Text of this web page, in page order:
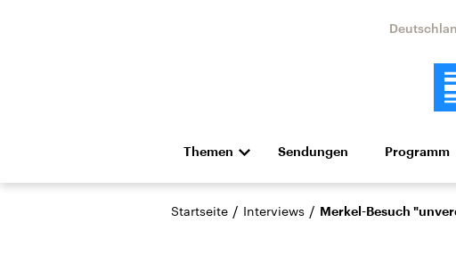
Themen
Die Nachrichten Politik Wirtschaft
Hörspiel und Feature Musik
Sendungen Programm
Startseite / Interviews / Merkel-Besuch